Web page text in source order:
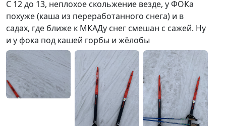
С 12 до 13, неплохое скольжение везде, у ФОКа
похуже (каша из переработанного снега) и в
садах, где ближе к МКАДу снег смешан с сажей. Ну
и у фока под кашей горбы и жёлобы